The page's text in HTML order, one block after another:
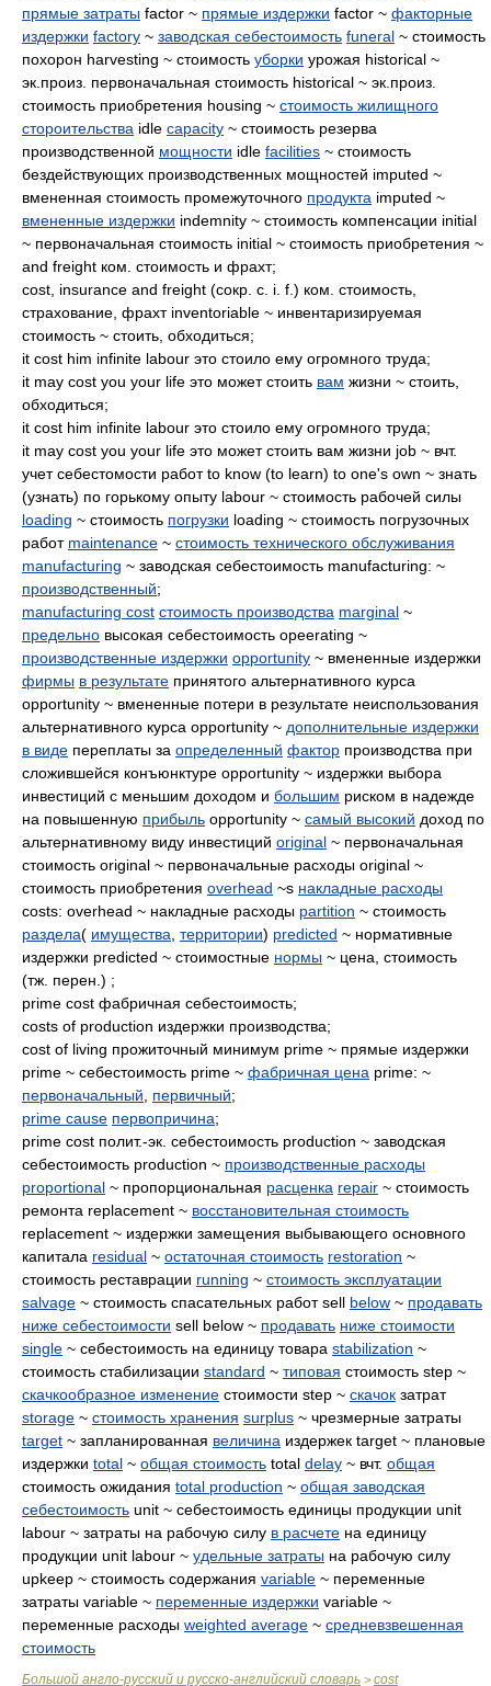
прямые затраты factor ~ прямые издержки factor ~ факторные
издержки factory ~ заводская себестоимость funeral ~ стоимость
похорон harvesting ~ стоимость уборки урожая historical ~
эк.произ. первоначальная стоимость historical ~ эк.произ.
стоимость приобретения housing ~ стоимость жилищного
стороительства idle capacity ~ стоимость резерва
производственной мощности idle facilities ~ стоимость
бездействующих производственных мощностей imputed ~
вмененная стоимость промежуточного продукта imputed ~
вмененные издержки indemnity ~ стоимость компенсации initial
~ первоначальная стоимость initial ~ стоимость приобретения ~
and freight ком. стоимость и фрахт;
cost, insurance and freight (сокр. с. i. f.) ком. стоимость,
страхование, фрахт inventoriable ~ инвентаризируемая
стоимость ~ стоить, обходиться;
it cost him infinite labour это стоило ему огромного труда;
it may cost you your life это может стоить вам жизни ~ стоить,
обходиться;
it cost him infinite labour это стоило ему огромного труда;
it may cost you your life это может стоить вам жизни job ~ вчт.
учет себестомости работ to know (to learn) to one's own ~ знать
(узнать) по горькому опыту labour ~ стоимость рабочей силы
loading ~ стоимость погрузки loading ~ стоимость погрузочных
работ maintenance ~ стоимость технического обслуживания
manufacturing ~ заводская себестоимость manufacturing: ~
производственный;
manufacturing cost стоимость производства marginal ~
предельно высокая себестоимость opeerating ~
производственные издержки opportunity ~ вмененные издержки
фирмы в результате принятого альтернативного курса
opportunity ~ вмененные потери в результате неиспользования
альтернативного курса opportunity ~ дополнительные издержки
в виде переплаты за определенный фактор производства при
сложившейся конъюнктуре opportunity ~ издержки выбора
инвестиций с меньшим доходом и большим риском в надежде
на повышенную прибыль opportunity ~ самый высокий доход по
альтернативному виду инвестиций original ~ первоначальная
стоимость original ~ первоначальные расходы original ~
стоимость приобретения overhead ~s накладные расходы
costs: overhead ~ накладные расходы partition ~ стоимость
раздела( имущества территории) predicted ~ нормативные
издержки predicted ~ стоимостные нормы ~ цена, стоимость
(тж. перен.) ;
prime cost фабричная себестоимость;
costs of production издержки производства;
cost of living прожиточный минимум prime ~ прямые издержки
prime ~ себестоимость prime ~ фабричная цена prime: ~
первоначальный
первичный;
prime cause первопричина;
prime cost полит.-эк. себестоимость production ~ заводская
себестоимость production ~ производственные расходы
proportional ~ пропорциональная расценка repair ~ стоимость
ремонта replacement ~ восстановительная стоимость
replacement ~ издержки замещения выбывающего основного
капитала residual ~ остаточная стоимость restoration ~
стоимость реставрации running ~ стоимость эксплуатации
salvage ~ стоимость спасательных работ sell below ~ продавать
ниже себестоимости sell below ~ продавать ниже стоимости
single ~ себестоимость на единицу товара stabilization ~
стоимость стабилизации standard ~ типовая стоимость step ~
скачкообразное изменение стоимости step ~ скачок затрат
storage ~ стоимость хранения surplus ~ чрезмерные затраты
target ~ запланированная величина издержек target ~ плановые
издержки total ~ общая стоимость total delay ~ вчт. общая
стоимость ожидания total production ~ общая заводская
себестоимость unit ~ себестоимость единицы продукции unit
labour ~ затраты на рабочую силу в расчете на единицу
продукции unit labour ~ удельные затраты на рабочую силу
upkeep ~ стоимость содержания variable ~ переменные
затраты variable ~ переменные издержки variable ~
переменные расходы weighted average ~ средневзвешенная
стоимость
Большой англо-русский и русско-английский словарь > cost